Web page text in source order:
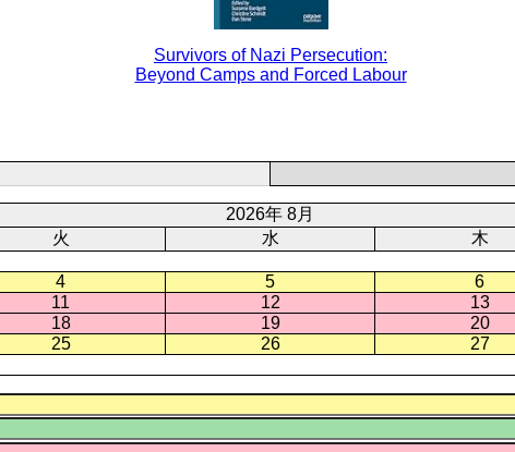
Survivors of Nazi Persecution:
Beyond Camps and Forced Labour
2026年 8月
火 水 木
4 5
6
11 12
13
18 19
20
25 26
27